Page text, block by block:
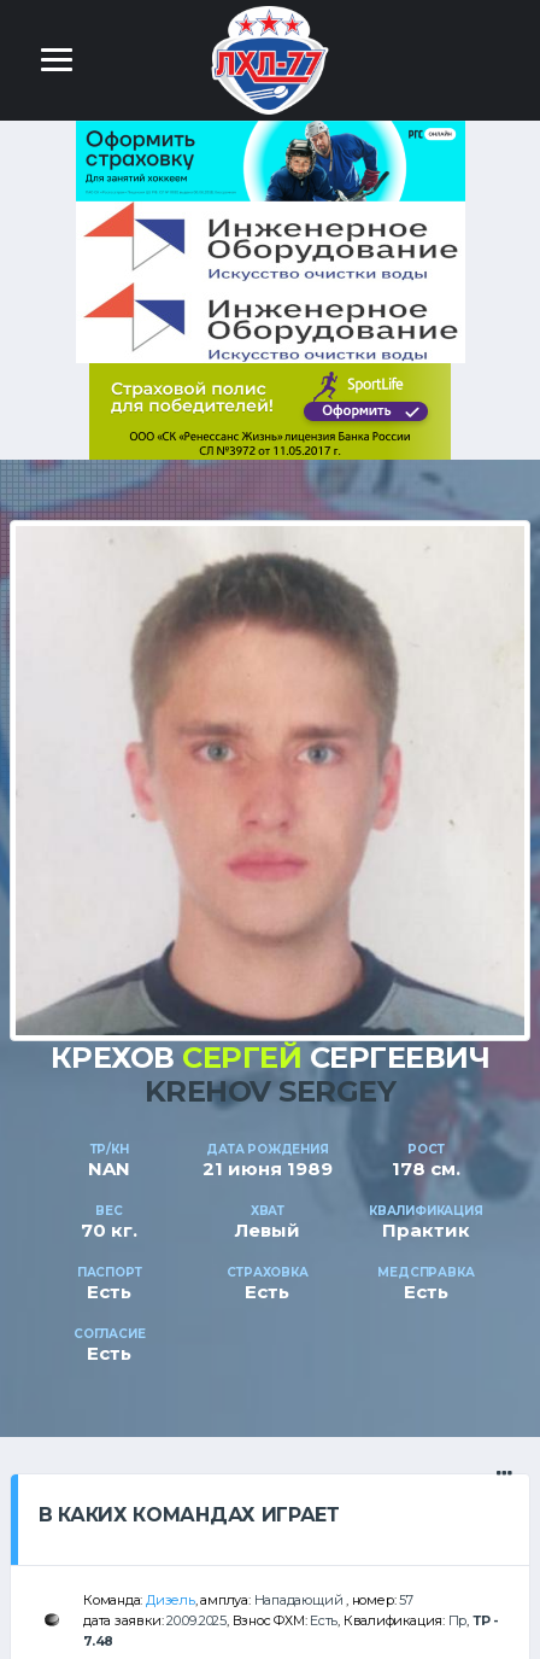
КРЕХОВ СЕРГЕЙ СЕРГЕЕВИЧ
KREHOV SERGEY
ТР/КН
NAN
ДАТА РОЖДЕНИЯ
21 июня 1989
РОСТ
178 см.
ВЕС
70 кг.
ХВАТ
Левый
КВАЛИФИКАЦИЯ
Практик
ПАСПОРТ
Есть
СТРАХОВКА
Есть
МЕДСПРАВКА
Есть
СОГЛАСИЕ
Есть
В КАКИХ КОМАНДАХ ИГРАЕТ
Команда:Дизель, амплуа: Нападающий , номер:57
дата заявки:20.09.2025, Взнос ФХМ: Есть, Квалификация: Пр, ТР -
7.48